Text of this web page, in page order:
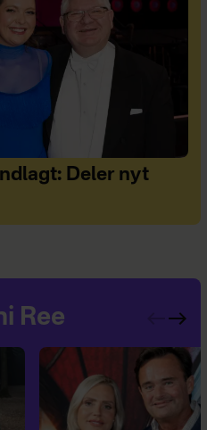
Deler nyt
Ree